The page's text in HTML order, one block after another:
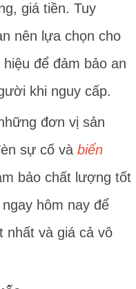
giá tiền. Tuy
nên lựa chọn cho
để đảm bảo an
khi nguy cấp.
đơn vị sản
sự cố vàbiển
bảo chất lượng tốt
hôm nay để
nhất và giá cả vô